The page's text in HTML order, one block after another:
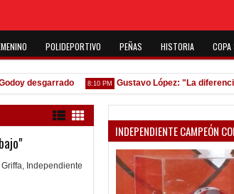
POLIDEPORTIVO PEÑAS HISTORIA COPA
desgarrado 8:10 PM Gustavo López: "La diferencia
Griffa, Independiente
INDEPENDIENTE CAMPEÓN